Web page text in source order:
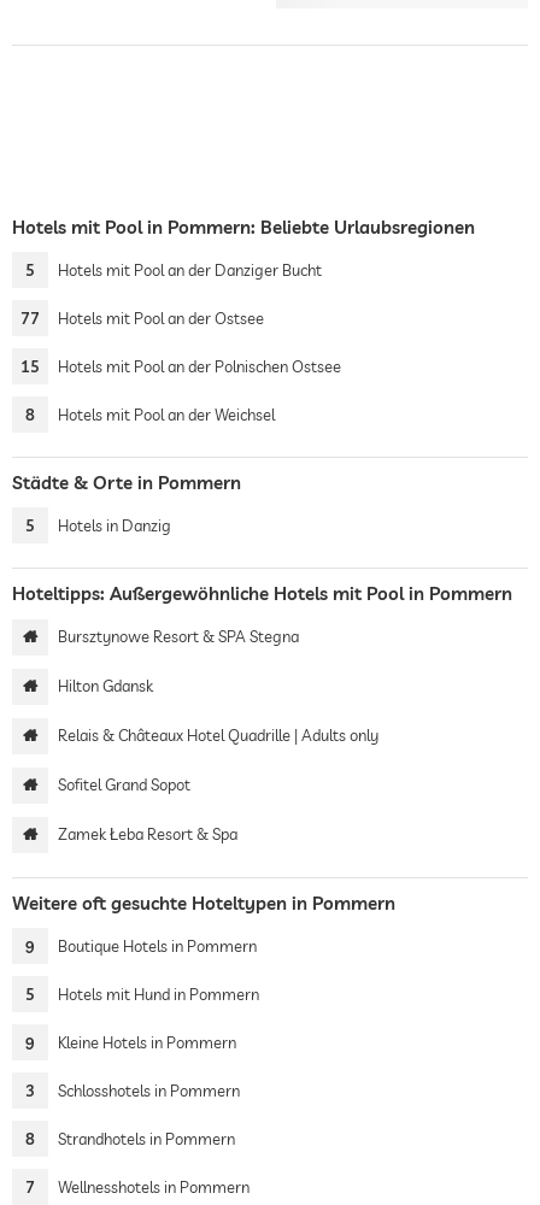
Hotels mit Pool in Pommern: Beliebte Urlaubsregionen
5 Hotels mit Pool an der Danziger Bucht
77 Hotels mit Pool an der Ostsee
15 Hotels mit Pool an der Polnischen Ostsee
8 Hotels mit Pool an der Weichsel
Städte & Orte in Pommern
5 Hotels in Danzig
Hoteltipps: Außergewöhnliche Hotels mit Pool in Pommern
Bursztynowe Resort & SPA Stegna
Hilton Gdansk
Relais & Châteaux Hotel Quadrille | Adults only
Sofitel Grand Sopot
Zamek Łeba Resort & Spa
Weitere oft gesuchte Hoteltypen in Pommern
9 Boutique Hotels in Pommern
5 Hotels mit Hund in Pommern
9 Kleine Hotels in Pommern
3 Schlosshotels in Pommern
8 Strandhotels in Pommern
7 Wellnesshotels in Pommern